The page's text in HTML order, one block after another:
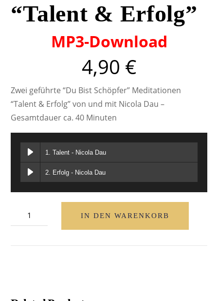
“Talent & Erfolg”
MP3-Download
4,90 €
Zwei geführte “Du Bist Schöpfer” Meditationen
“Talent & Erfolg” von und mit Nicola Dau –
Gesamtdauer ca. 40 Minuten
1. Talent - Nicola Dau
2. Erfolg - Nicola Dau
Bist
IN DEN WARENKORB